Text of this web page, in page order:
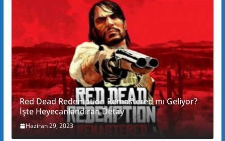
Red Dead Redemption Remastered mı Geliyor?
İşte Heyecanlandıran Detay
Haziran 29, 2023